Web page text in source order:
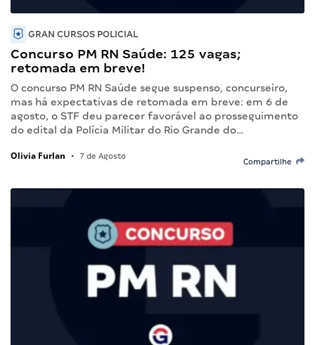
GRAN CURSOS POLICIAL
Concurso PM RN Saúde: 125 vagas;
retomada em breve!
O concurso PM RN Saúde segue suspenso, concurseiro,
mas há expectativas de retomada em breve: em 6 de
agosto, o STF deu parecer favorável ao prosseguimento
do edital da Polícia Militar do Rio Grande do…
Olivia Furlan • 7 de Agosto
Compartilhe